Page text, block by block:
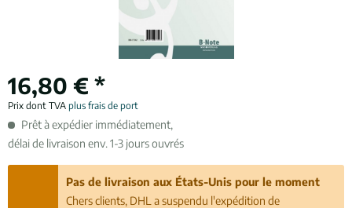
16,80 € *
Prix dont TVA plus frais de port
Prêt à expédier immédiatement,
délai de livraison env. 1-3 jours ouvrés
Pas de livraison aux États-Unis pour le moment
Chers clients, DHL a suspendu l'expédition de